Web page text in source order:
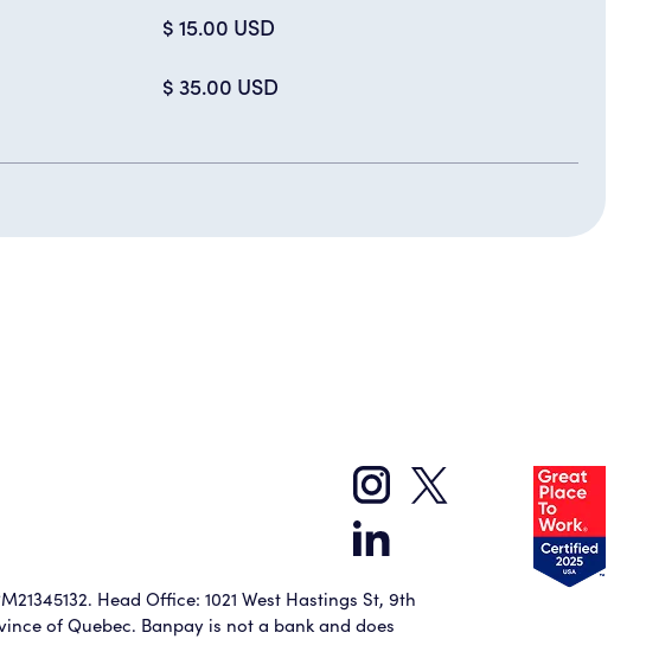
$ 15.00 USD
$ 35.00 USD
Head Office: 1021 West Hastings St, 9th
of Quebec. Banpay is not a bank and does